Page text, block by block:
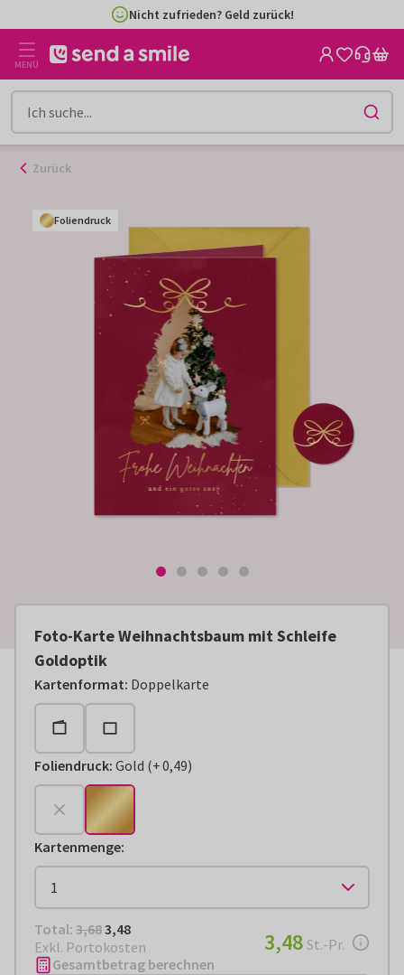
Inhalt
gehen
Nicht zufrieden? Geld zurück!
MENÜ
Zurück
Foliendruck
Foliendruck
Foliendruck
Foliendruck
Foliendruck
Foto-Karte Weihnachtsbaum mit Schleife
Goldoptik
Kartenformat: Doppelkarte
Foliendruck: Gold (
+€ 0,49
+0,49)
Kartenmenge:
Total: € 3,48
Total: 3,683,48
Exkl. Portokosten
€ 3,48pro Stück
3,48 St.-Pr.
Gesamtbetrag berechnen